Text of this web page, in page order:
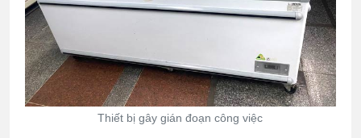
Thiết bị gây gián đoạn công việc